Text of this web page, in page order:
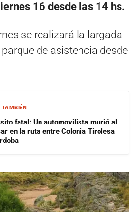
16 desde las 14 hs.
se realizará la largada
de asistencia desde
TAMBIÉN
fatal: Un automovilista murió al
en la ruta entre Colonia Tirolesa